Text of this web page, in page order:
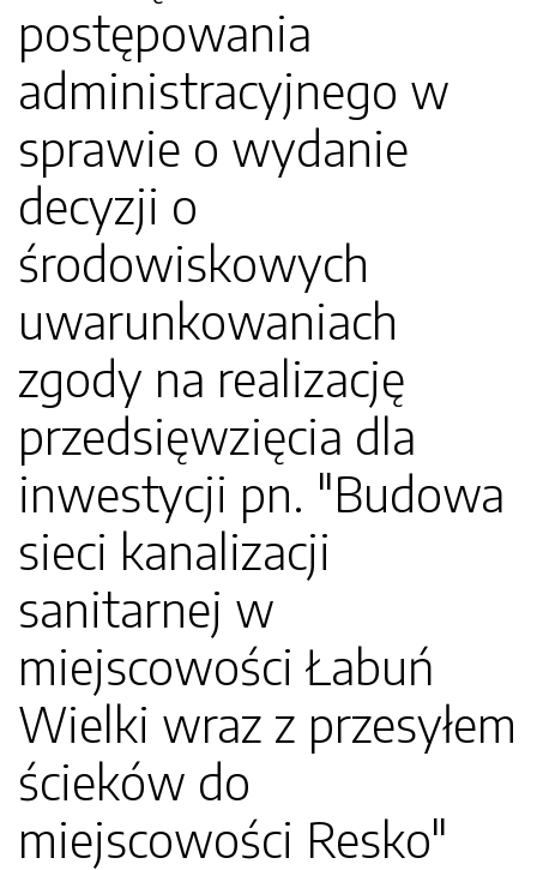
postępowania
administracyjnego w
sprawie o wydanie
decyzji o
środowiskowych
uwarunkowaniach
zgody na realizację
przedsięwzięcia dla
inwestycji pn. "Budowa
sieci kanalizacji
sanitarnej w
miejscowości Łabuń
Wielki wraz z przesyłem
ścieków do
miejscowości Resko"